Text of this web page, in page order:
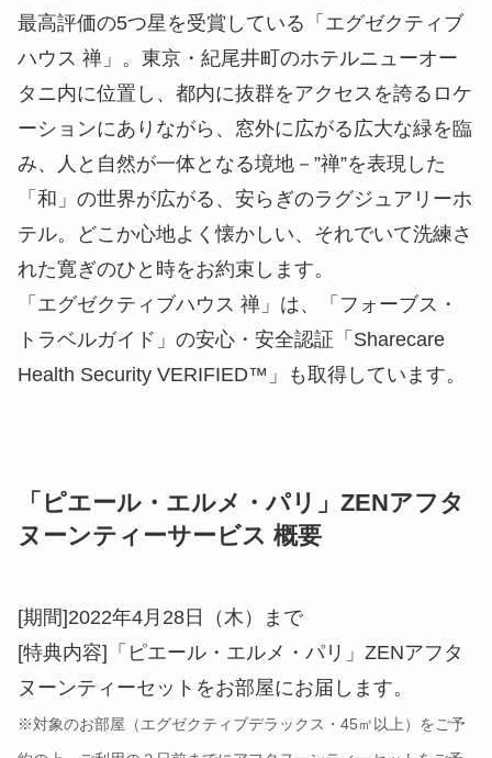
最高評価の5つ星を受賞している「エグゼクティブ
ハウス 禅」。東京・紀尾井町のホテルニューオー
タニ内に位置し、都内に抜群をアクセスを誇るロケ
ーションにありながら、窓外に広がる広大な緑を臨
み、人と自然が一体となる境地－”禅”を表現した
「和」の世界が広がる、安らぎのラグジュアリーホ
テル。どこか心地よく懐かしい、それでいて洗練さ
れた寛ぎのひと時をお約束します。
「エグゼクティブハウス 禅」は、「フォーブス・
トラベルガイド」の安心・安全認証「Sharecare
Health Security VERIFIED™」も取得しています。
「ピエール・エルメ・パリ」ZENアフタ
ヌーンティーサービス 概要
[期間]2022年4月28日（木）まで
[特典内容]「ピエール・エルメ・パリ」ZENアフタ
ヌーンティーセットをお部屋にお届します。
※対象のお部屋（エグゼクティブデラックス・45㎡以上）をご予